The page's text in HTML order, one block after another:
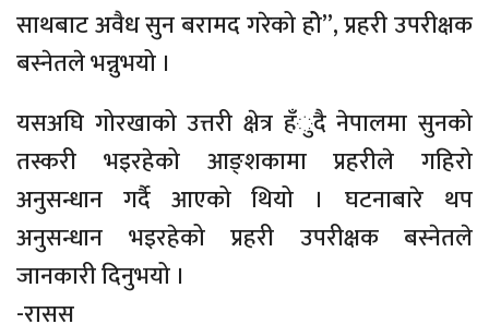
साथबाट अवैध सुन बरामद गरेको होे”, प्रहरी उपरीक्षक
बस्नेतले भन्नुभयो ।
यसअघि गोरखाको उत्तरी क्षेत्र हँुदै नेपालमा सुनको
तस्करी भइरहेको आङ्शकामा प्रहरीले गहिरो
अनुसन्धान गर्दै आएको थियो । घटनाबारे थप
अनुसन्धान भइरहेको प्रहरी उपरीक्षक बस्नेतले
जानकारी दिनुभयो ।
-रासस